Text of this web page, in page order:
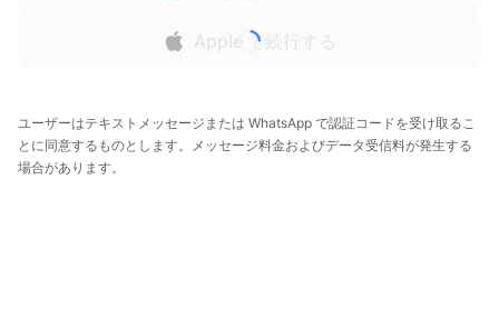
Apple で続行する
ユーザーはテキストメッセージまたは WhatsApp で認証コードを受け取るこ
とに同意するものとします。メッセージ料金およびデータ受信料が発生する
場合があります。